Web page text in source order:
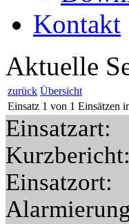
Kontakt
Aktuelle
zurück Übersicht
Einsatz 1 von 1 Einsätzen
Einsatzart:
Kurzbericht:
Einsatzort:
Alarmierung